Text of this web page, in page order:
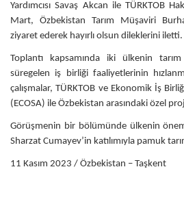
Yardımcısı Savaş Akcan ile TÜRKTOB
Mart, Özbekistan Tarım Müşaviri
ziyaret ederek hayırlı olsun dileklerini iletti.
Toplantı kapsamında iki ülkenin
süregelen iş birliği faaliyetlerinin
çalışmalar, TÜRKTOB ve Ekonomik İş
(ECOSA) ile Özbekistan arasındaki özel
Görüşmenin bir bölümünde ülkenin
Sharzat Cumayev’in katılımıyla pamuk
11 Kasım 2023 / Özbekistan – Taşkent